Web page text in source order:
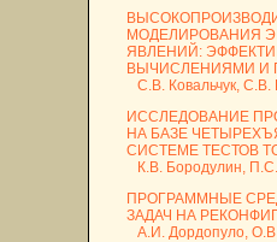
МОДЕЛИРОВАНИЯ
ЯВЛЕНИЙ:
ВЫЧИСЛЕНИЯМИ И
С.В. Ковальчук, С.В.
ИССЛЕДОВАНИЕ
НА БАЗЕ
СИСТЕМЕ ТЕСТОВ
К.В. Бородулин,
ПРОГРАММНЫЕ
ЗАДАЧ НА
А.И. Дордопуло,